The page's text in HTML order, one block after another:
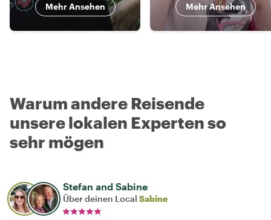
Mehr Ansehen Mehr Ansehen
Warum andere Reisende
unsere lokalen Experten so
sehr mögen
Stefan and Sabine
Über deinen Local Sabine